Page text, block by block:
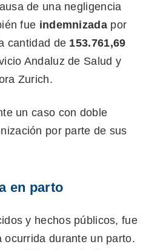
de una negligencia
fue indemnizadapor
cantidad de 153.761,69
Andaluz de Salud y
Zurich.
un caso con doble
por parte de sus
en parto
y hechos públicos, fue
durante un parto.